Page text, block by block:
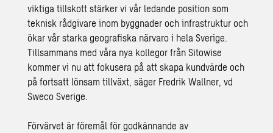
viktiga tillskott stärker vi vår ledande position som
teknisk rådgivare inom byggnader och infrastruktur och
ökar vår starka geografiska närvaro i hela Sverige.
Tillsammans med våra nya kollegor från Sitowise
kommer vi nu att fokusera på att skapa kundvärde och
på fortsatt lönsam tillväxt, säger Fredrik Wallner, vd
Sweco Sverige.
Förvärvet är föremål för godkännande av